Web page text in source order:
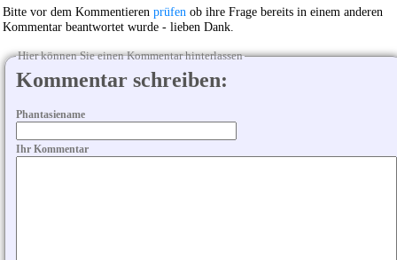
Bitte vor dem Kommentieren prüfen ob ihre Frage bereits in einem anderen
Kommentar beantwortet wurde - lieben Dank.
Hier können Sie einen Kommentar hinterlassen
Kommentar schreiben:
Phantasiename
Ihr Kommentar